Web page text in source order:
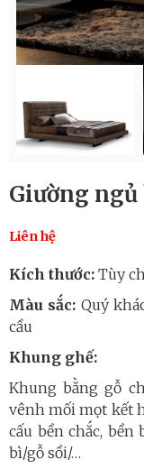
Giường ngủ
Liên hệ
Kích thước: Tùy
Màu sắc: Quý
cầu
Khung ghế:
Khung bằng gỗ
vênh mối mọt kết
cấu bền chắc,
bì/gỗ sồi/…